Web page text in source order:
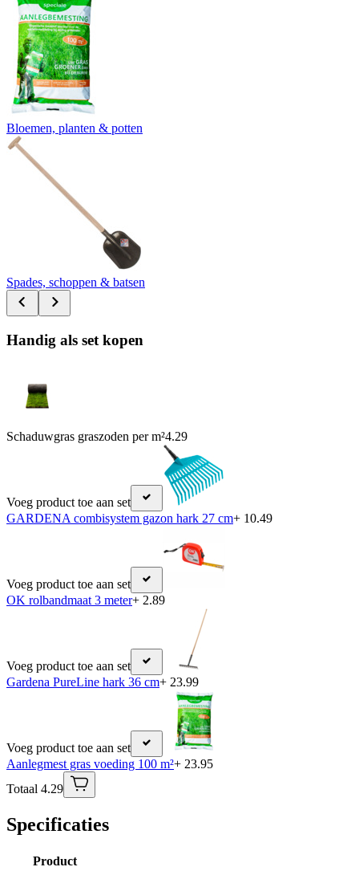
Bloemen, planten & potten
Spades, schoppen & batsen
Handig als set kopen
Schaduwgras graszoden per m²4.29
Voeg product toe aan set
GARDENA combisystem gazon hark 27 cm+ 10.49
Voeg product toe aan set
OK rolbandmaat 3 meter+ 2.89
Voeg product toe aan set
Gardena PureLine hark 36 cm+ 23.99
Voeg product toe aan set
Aanlegmest gras voeding 100 m²+ 23.95
Totaal 4.29
Specificaties
Product